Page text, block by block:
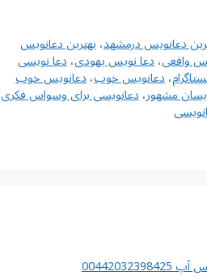
دعانویس درمشهد،بهترین دعانویس
واقعی،دعا نویس یهودی،دعا نویسی
،دعانویس خوب،دعانویس خوب
مشهور،دعانویسی برای وسواس فکری